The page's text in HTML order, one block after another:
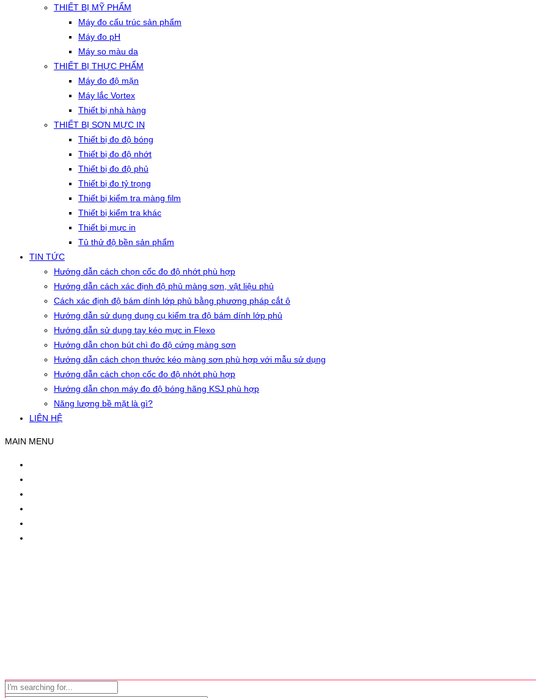
THIẾT BỊ MỸ PHẨM
Máy đo cấu trúc sản phẩm
Máy đo pH
Máy so màu da
THIẾT BỊ THỰC PHẨM
Máy đo độ mặn
Máy lắc Vortex
Thiết bị nhà hàng
THIẾT BỊ SƠN MỰC IN
Thiết bị đo độ bóng
Thiết bị đo độ nhớt
Thiết bị đo độ phủ
Thiết bị đo tỷ trọng
Thiết bị kiểm tra màng film
Thiết bị kiểm tra khác
Thiết bị mực in
Tủ thử độ bền sản phẩm
TIN TỨC
Hướng dẫn cách chọn cốc đo độ nhớt phù hợp
Hướng dẫn cách xác định độ phủ màng sơn, vật liệu phủ
Cách xác định độ bám dính lớp phủ bằng phương pháp cắt ô
Hướng dẫn sử dụng dụng cụ kiểm tra độ bám dính lớp phủ
Hướng dẫn sử dụng tay kéo mực in Flexo
Hướng dẫn chọn bút chì đo độ cứng màng sơn
Hướng dẫn cách chọn thước kéo màng sơn phù hợp với mẫu sử dụng
Hướng dẫn cách chọn cốc đo độ nhớt phù hợp
Hướng dẫn chọn máy đo độ bóng hãng KSJ phù hợp
Năng lượng bề mặt là gì?
LIÊN HỆ
MAIN MENU